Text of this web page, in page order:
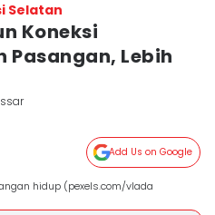
Selatan
Koneksi
Pasangan, Lebih
Add Us on Google
hidup (pexels.com/vlada